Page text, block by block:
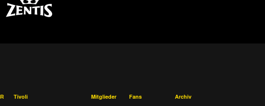
Tivoli
Mitglieder
Fans
Archiv